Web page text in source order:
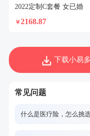
2022定制C套餐 女已婚
￥2168.87
下载小易
常见问题
什么是医疗险，怎么挑